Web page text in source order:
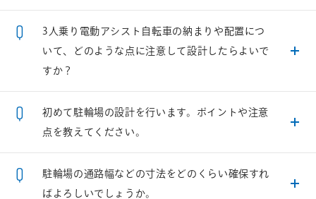
3人乗り電動アシスト自転車の納まりや配置につ
いて、どのような点に注意して設計したらよいで
すか？
初めて駐輪場の設計を行います。ポイントや注意
点を教えてください。
駐輪場の通路幅などの寸法をどのくらい確保すれ
ばよろしいでしょうか。